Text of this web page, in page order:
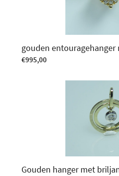
gouden
€995,00
Gouden hanger met